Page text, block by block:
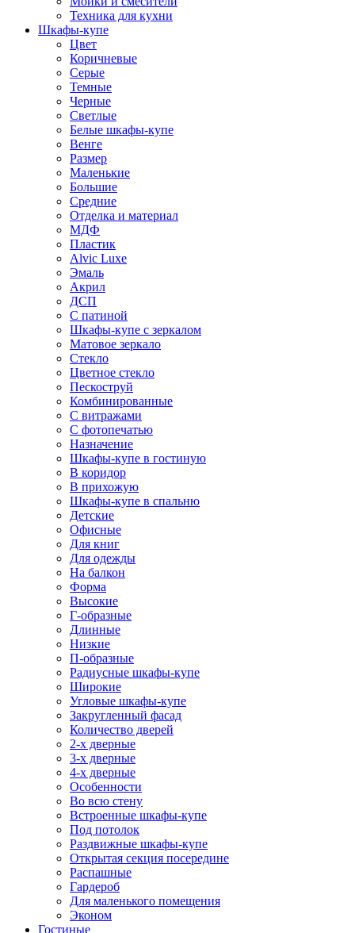
Техника для кухни
Шкафы-купе
Цвет
Коричневые
Серые
Темные
Черные
Светлые
Белые шкафы-купе
Венге
Размер
Маленькие
Большие
Средние
Отделка и материал
МДФ
Пластик
Alvic Luxe
Эмаль
Акрил
ДСП
С патиной
Шкафы-купе с зеркалом
Матовое зеркало
Стекло
Цветное стекло
Пескоструй
Комбинированные
С витражами
С фотопечатью
Назначение
Шкафы-купе в гостиную
В коридор
В прихожую
Шкафы-купе в спальню
Детские
Офисные
Для книг
Для одежды
На балкон
Форма
Высокие
Г-образные
Длинные
Низкие
П-образные
Радиусные шкафы-купе
Широкие
Угловые шкафы-купе
Закругленный фасад
Количество дверей
2-х дверные
3-х дверные
4-х дверные
Особенности
Во всю стену
Встроенные шкафы-купе
Под потолок
Раздвижные шкафы-купе
Открытая секция посередине
Распашные
Гардероб
Для маленького помещения
Эконом
Гостиные